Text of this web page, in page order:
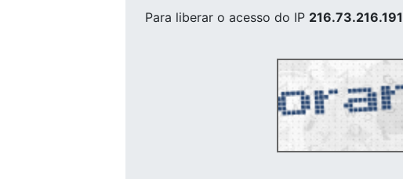
Para liberar o acesso do IP 216.73.216.191